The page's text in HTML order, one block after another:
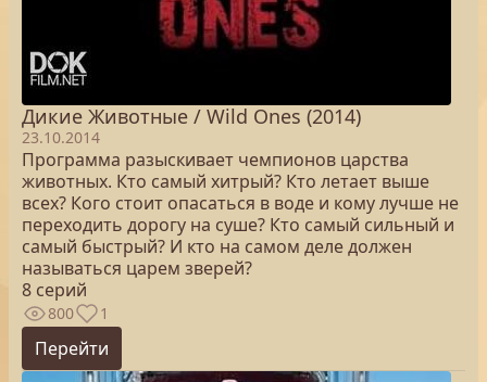
Дикие Животные / Wild Ones (2014)
23.10.2014
Программа разыскивает чемпионов царства
животных. Кто самый хитрый? Кто летает выше
всех? Кого стоит опасаться в воде и кому лучше не
переходить дорогу на суше? Кто самый сильный и
самый быстрый? И кто на самом деле должен
называться царем зверей?
8 серий
800 1
Перейти